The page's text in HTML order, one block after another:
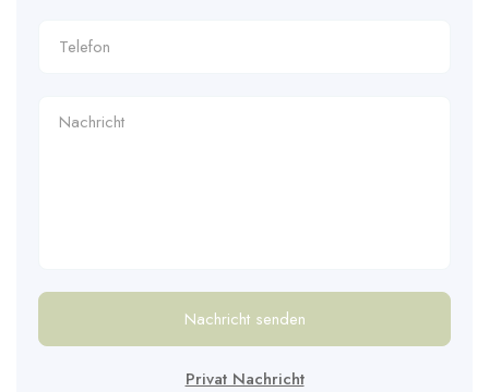
Nachricht senden
Privat Nachricht